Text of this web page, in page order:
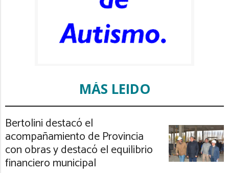
MÁS LEIDO
Bertolini destacó el
acompañamiento de Provincia
con obras y destacó el equilibrio
financiero municipal